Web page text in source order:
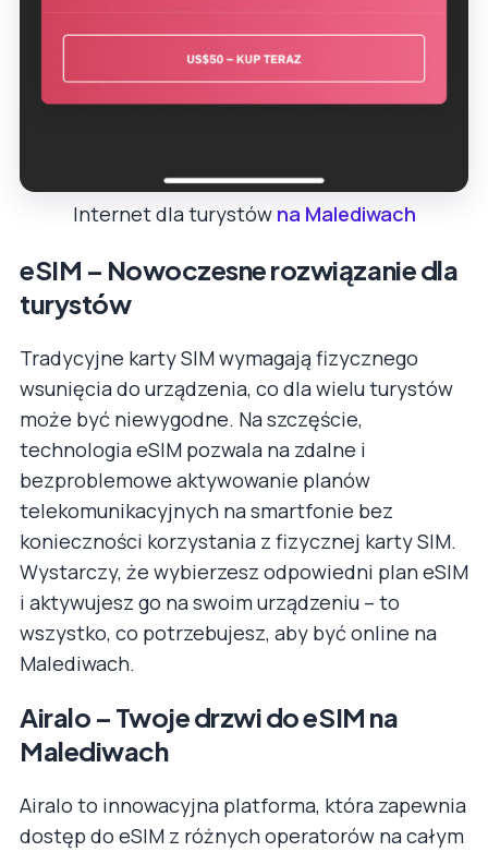
Internet dla turystów na Malediwach
eSIM – Nowoczesne rozwiązanie dla
turystów
Tradycyjne karty SIM wymagają fizycznego
wsunięcia do urządzenia, co dla wielu turystów
może być niewygodne. Na szczęście,
technologia eSIM pozwala na zdalne i
bezproblemowe aktywowanie planów
telekomunikacyjnych na smartfonie bez
konieczności korzystania z fizycznej karty SIM.
Wystarczy, że wybierzesz odpowiedni plan eSIM
i aktywujesz go na swoim urządzeniu – to
wszystko, co potrzebujesz, aby być online na
Malediwach.
Airalo – Twoje drzwi do eSIM na
Malediwach
Airalo to innowacyjna platforma, która zapewnia
dostęp do eSIM z różnych operatorów na całym